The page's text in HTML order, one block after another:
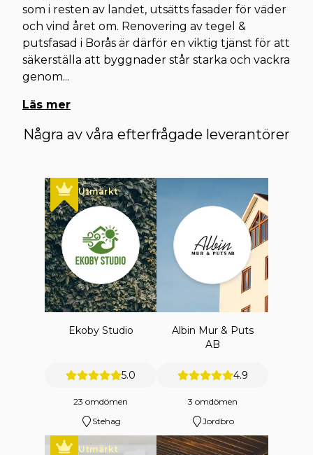
som i resten av landet, utsätts fasader för väder
och vind året om. Renovering av tegel &
putsfasad i Borås är därför en viktig tjänst för att
säkerställa att byggnader står starka och vackra
genom...
Läs mer
Några av våra efterfrågade leverantörer
Utmärkt
Ekoby Studio
5.0
23 omdömen
Stehag
Albin Mur & Puts
AB
4.9
3 omdömen
Jordbro
Utmärkt